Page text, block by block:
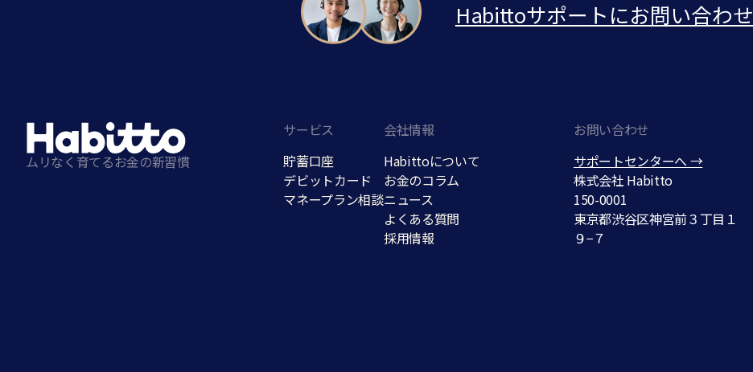
Habittoサポートにお問い合わせ
ムリなく育てるお金の新習慣
サービス
貯蓄口座
デビットカード
マネープラン相談
会社情報
Habittoについて
お金のコラム
ニュース
よくある質問
採用情報
お問い合わせ
サポートセンターへ →
株式会社 Habitto
150-0001
東京都渋谷区神宮前３丁目１
９−７